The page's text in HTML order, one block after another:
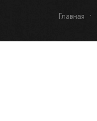
Главная